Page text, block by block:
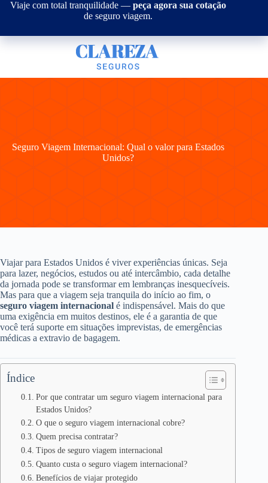
Pular
conteúdo
Viaje com total tranquilidade — peça agora sua cotação
de seguro viagem.
Seguro Viagem Internacional: Qual o valor para Estados
Unidos?
Viajar para Estados Unidos é viver experiências únicas. Seja
para lazer, negócios, estudos ou até intercâmbio, cada detalhe
da jornada pode se transformar em lembranças inesquecíveis.
Mas para que a viagem seja tranquila do início ao fim, o
seguro viagem internacional é indispensável. Mais do que
uma exigência em muitos destinos, ele é a garantia de que
você terá suporte em situações imprevistas, de emergências
médicas a extravio de bagagem.
Índice
Por que contratar um seguro viagem internacional para
Estados Unidos?
O que o seguro viagem internacional cobre?
Quem precisa contratar?
Tipos de seguro viagem internacional
Quanto custa o seguro viagem internacional?
Benefícios de viajar protegido